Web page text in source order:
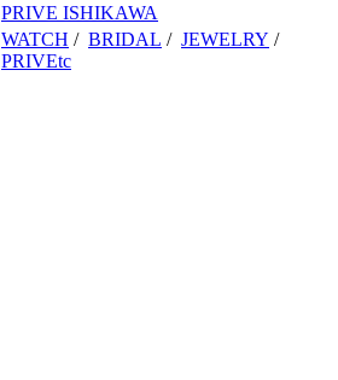
PRIVE ISHIKAWA
WATCH / BRIDAL / JEWELRY /
PRIVEtc